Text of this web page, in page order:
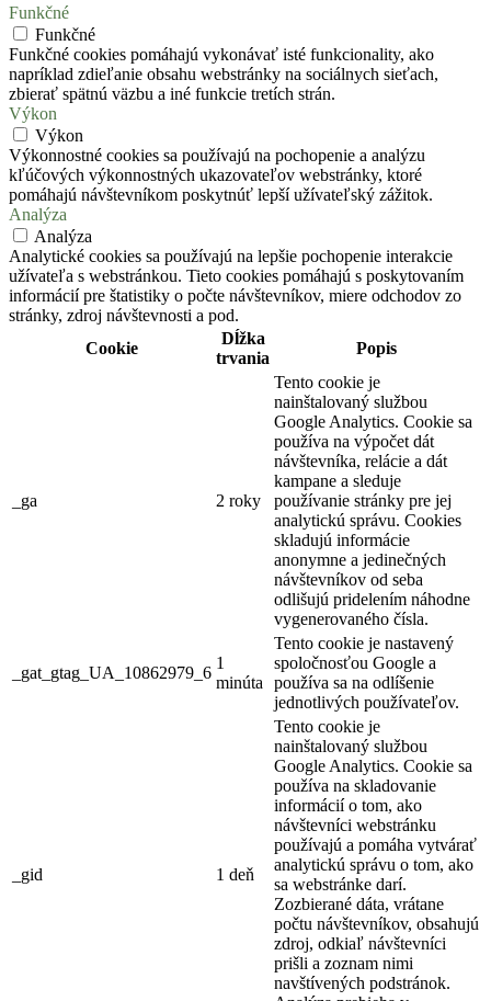
Funkčné
Funkčné
Funkčné cookies pomáhajú vykonávať isté funkcionality, ako
napríklad zdieľanie obsahu webstránky na sociálnych sieťach,
zbierať spätnú väzbu a iné funkcie tretích strán.
Výkon
Výkon
Výkonnostné cookies sa používajú na pochopenie a analýzu
kľúčových výkonnostných ukazovateľov webstránky, ktoré
pomáhajú návštevníkom poskytnúť lepší užívateľský zážitok.
Analýza
Analýza
Analytické cookies sa používajú na lepšie pochopenie interakcie
užívateľa s webstránkou. Tieto cookies pomáhajú s poskytovaním
informácií pre štatistiky o počte návštevníkov, miere odchodov zo
stránky, zdroj návštevnosti a pod.
Cookie
Dĺžka
trvania
Popis
_ga 2 roky
Tento cookie je
nainštalovaný službou
Google Analytics. Cookie sa
používa na výpočet dát
návštevníka, relácie a dát
kampane a sleduje
používanie stránky pre jej
analytickú správu. Cookies
skladujú informácie
anonymne a jedinečných
návštevníkov od seba
odlišujú pridelením náhodne
vygenerovaného čísla.
_gat_gtag_UA_10862979_6
1
minúta
Tento cookie je nastavený
spoločnosťou Google a
používa sa na odlíšenie
jednotlivých používateľov.
_gid 1 deň
Tento cookie je
nainštalovaný službou
Google Analytics. Cookie sa
používa na skladovanie
informácií o tom, ako
návštevníci webstránku
používajú a pomáha vytvárať
analytickú správu o tom, ako
sa webstránke darí.
Zozbierané dáta, vrátane
počtu návštevníkov, obsahujú
zdroj, odkiaľ návštevníci
prišli a zoznam nimi
navštívených podstránok.